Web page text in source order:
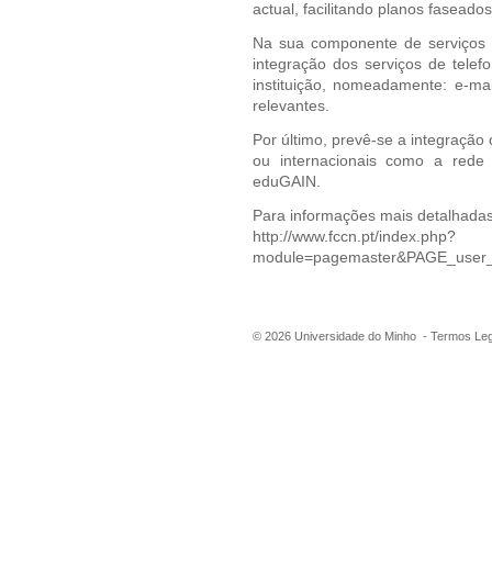
actual, facilitando planos
Na sua componente de
integração dos serviços de
instituição, nomeadamente: e-
relevantes.
Por último, prevê-se a
ou internacionais como a
eduGAIN.
Para informações mais
http://www.fccn.pt/index.php?
© 2026 Universidade do Minho - Termos